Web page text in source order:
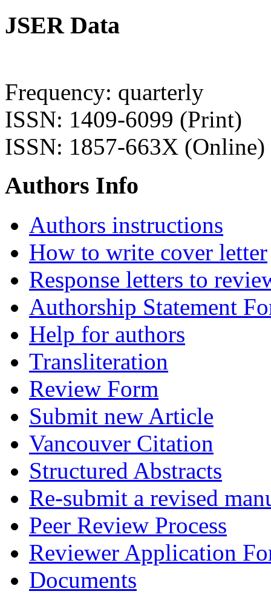
JSER Data
Frequency: quarterly
ISSN: 1409-6099 (Print)
ISSN: 1857-663X (Online)
Authors Info
Authors instructions
How to write cover letter
Response letters to
Authorship Statement
Help for authors
Transliteration
Review Form
Submit new Article
Vancouver Citation
Structured Abstracts
Re-submit a revised
Peer Review Process
Reviewer Application
Documents